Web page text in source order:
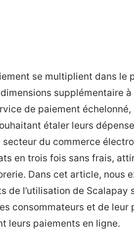
se multiplient dans le
supplémentaire
de paiement
étaler leurs
du commerce
en trois fois sans frais,
Dans cet article, nous
de l’utilisation de Scalapay
consommateurs et de
leurs paiements en ligne.